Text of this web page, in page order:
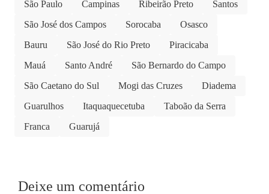
São Paulo Campinas Ribeirão Preto
Santos
São José dos Campos
Sorocaba
Osasco
Bauru
São José do Rio Preto
Piracicaba
Mauá
Santo André
São Bernardo do Campo
São Caetano do Sul
Mogi das Cruzes
Diadema
Guarulhos
Itaquaquecetuba
Taboão da Serra
Franca
Guarujá
Deixe um comentário